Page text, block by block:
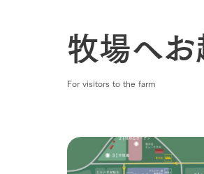
牧場へ
For visitors to the farm